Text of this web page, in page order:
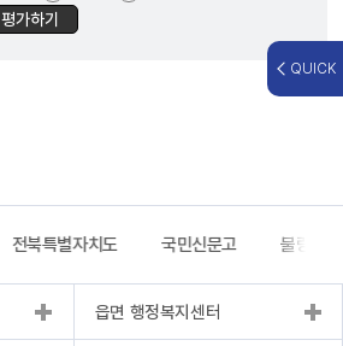
평가하기
QUICK
전북특별자치도 국민신문고 불량식
읍면 행정복지센터